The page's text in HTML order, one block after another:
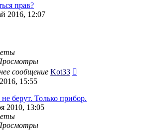
прав?
2016, 12:07
сообщение Kot33
15:55
берут. Только прибор.
2010, 13:05